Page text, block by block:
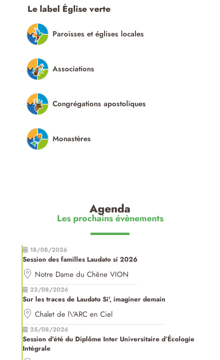
Le label Église verte
Paroisses et églises locales
Associations
Congrégations apostoliques
Monastères
Agenda
Les prochains évènements
18/08/2026
Session des familles Laudato si 2026
Notre Dame du Chêne VION
23/08/2026
Sur les traces de Laudato Si', imaginer demain
Chalet de l\'ARC en Ciel
25/08/2026
Session d’été du Diplôme Inter Universitaire d’Écologie
Intégrale